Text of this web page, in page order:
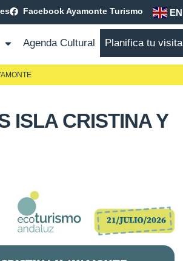
Facebook Ayamonte Turismo EN
Agenda Cultural Planifica tu visita
ISLA CRISTINA Y